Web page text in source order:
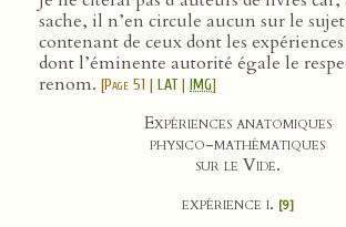
sache, il n’en circule aucun sur le
contenant de ceux dont les
dont l’éminente autorité égale le
renom. [Page 51 | LAT| IMG]
Expériences anatomiques
physico-mathématiques
sur le Vide.
expérience i. [9]